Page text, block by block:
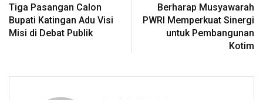
Tiga Pasangan Calon
Bupati Katingan Adu Visi
Misi di Debat Publik
Berharap Musyawarah
PWRI Memperkuat Sinergi
untuk Pembangunan
Kotim